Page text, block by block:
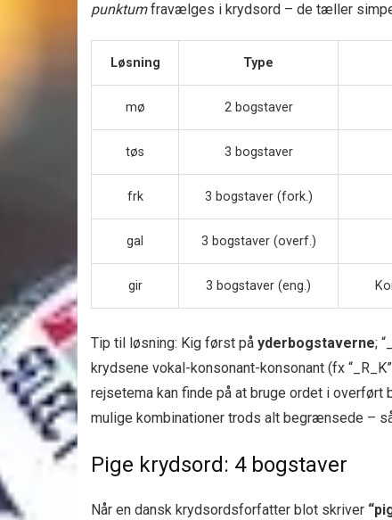
punktumfravælges i krydsord – de tæller
Løsning Type
mø 2 bogstaver
tøs 3 bogstaver
frk 3 bogstaver (fork.)
gal 3 bogstaver (overf.)
gir 3 bogstaver (eng.)
Tip til løsning: Kig først på yderbogstaverne;
krydsene vokal-konsonant-konsonant (fx
rejsetema kan finde på at bruge ordet i overført
mulige kombinationer trods alt begrænsede –
Pige krydsord: 4 bogstaver
Når en dansk krydsordsforfatter blot skriver